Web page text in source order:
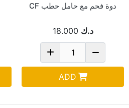
دوة فحم مع حامل حطب CF
د.ك 18.000
ADD